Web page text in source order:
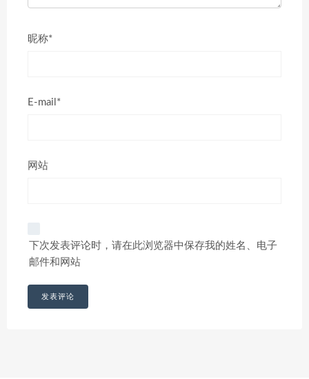
昵称*
E-mail*
网站
下次发表评论时，请在此浏览器中保存我的姓名、电子
邮件和网站